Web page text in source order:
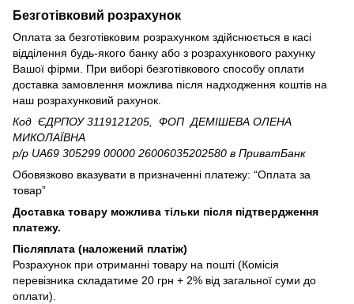
Безготівковий розрахунок
Оплата за безготівковим розрахунком здійснюється в касі
відділення будь-якого банку або з розрахункового рахунку
Вашої фірми. При виборі безготівкового способу оплати
доставка замовлення можлива після надходження коштів на
наш розрахунковий рахунок.
Код ЄДРПОУ 3119121205, ФОП ДЕМІШЕВА ОЛЕНА
МИКОЛАЇВНА
р/р UA69 305299 00000 26006035202580 в ПриватБанк
Обовязково вказувати в призначенні платежу: “Оплата за
товар”
Доставка товару можлива тільки після підтвердження
платежу.
Післяплата (наложений платіж)
Розрахунок при отриманні товару на пошті (Комісія
перевізника складатиме 20 грн + 2% від загальної суми до
оплати).